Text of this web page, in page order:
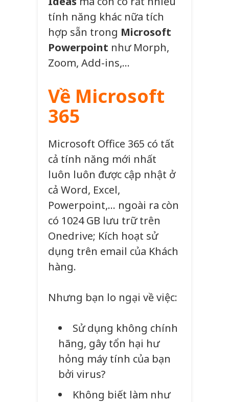
tính năng khác nữa tích
hợp sẵn trong Microsoft
Powerpoint như Morph,
Zoom, Add-ins,…
Về Microsoft
365
Microsoft Office 365 có tất
cả tính năng mới nhất
luôn luôn được cập nhật ở
cả Word, Excel,
Powerpoint,… ngoài ra còn
có 1024 GB lưu trữ trên
Onedrive; Kích hoạt sử
dụng trên email của Khách
hàng.
Nhưng bạn lo ngại về việc:
Sử dụng không chính
hãng, gây tổn hại hư
hỏng máy tính của bạn
bởi virus?
Không biết làm như